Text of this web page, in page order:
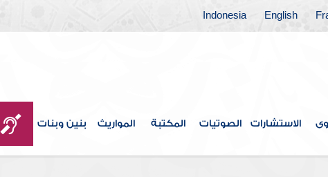
English
Indonesia
الاستشارات الصوتيات المكتبة المواريث بنين وبنات